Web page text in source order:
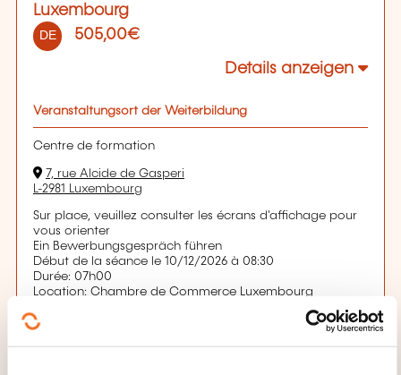
Luxembourg
DE 505,00€
Details anzeigen
Veranstaltungsort der Weiterbildung
Centre de formation
7, rue Alcide de Gasperi
L-2981 Luxembourg
Sur place, veuillez consulter les écrans d'affichage pour
vous orienter
Ein Bewerbungsgespräch führen
Début de la séance le 10/12/2026 à 08:30
Durée: 07h00
Location: Chambre de Commerce Luxembourg
Début de la séance le 11/12/2026 à 08:30